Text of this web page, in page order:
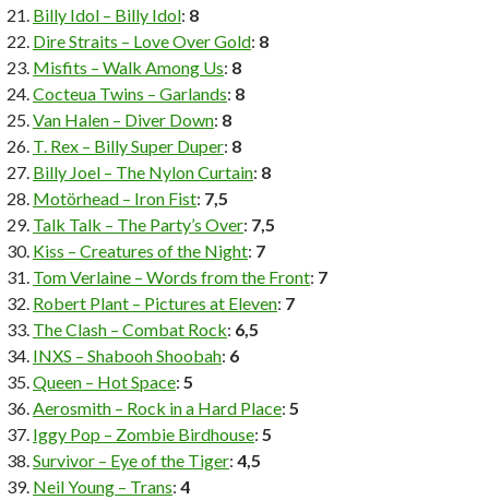
Billy Idol – Billy Idol: 8
Dire Straits – Love Over Gold: 8
Misfits – Walk Among Us: 8
Cocteua Twins – Garlands: 8
Van Halen – Diver Down: 8
T. Rex – Billy Super Duper: 8
Billy Joel – The Nylon Curtain: 8
Motörhead – Iron Fist: 7,5
Talk Talk – The Party’s Over: 7,5
Kiss – Creatures of the Night: 7
Tom Verlaine – Words from the Front: 7
Robert Plant – Pictures at Eleven: 7
The Clash – Combat Rock: 6,5
INXS – Shabooh Shoobah: 6
Queen – Hot Space: 5
Aerosmith – Rock in a Hard Place: 5
Iggy Pop – Zombie Birdhouse: 5
Survivor – Eye of the Tiger: 4,5
Neil Young – Trans: 4